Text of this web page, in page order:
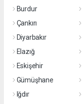
Burdur
Çankırı
Diyarbakır
Elazığ
Eskişehir
Gümüşhane
Iğdır